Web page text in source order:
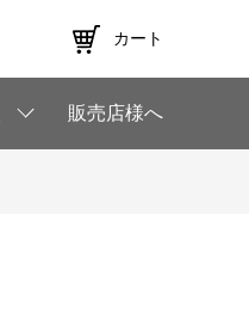
カート
販売店様へ